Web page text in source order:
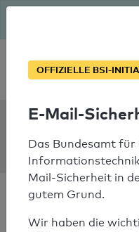
Soforthilfe bei
roadrun.bike
OFFIZIELLE BSI-
E-Mail-
Das Bundesamt für
Mail-Sicherheit in
gutem Grund.
Wir haben die